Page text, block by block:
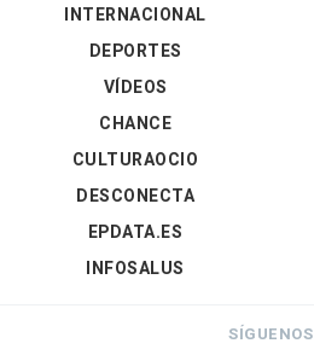
INTERNACIONAL
DEPORTES
VÍDEOS
CHANCE
CULTURAOCIO
DESCONECTA
EPDATA.ES
INFOSALUS
SÍGUENOS